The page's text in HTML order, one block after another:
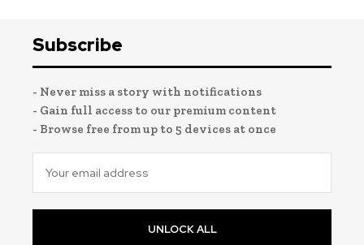
Subscribe
- Never miss a story with notifications
- Gain full access to our premium content
- Browse free from up to 5 devices at once
UNLOCK ALL